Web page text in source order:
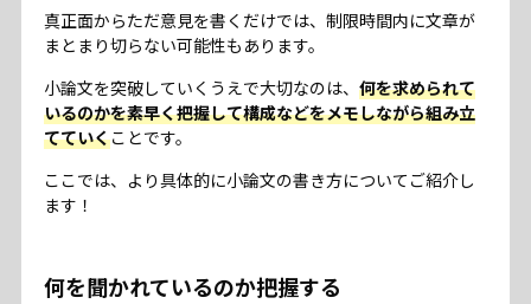
真正面からただ意見を書くだけでは、制限時間内に文章が
まとまり切らない可能性もあります。
小論文を突破していくうえで大切なのは、 何を求められて
いるのかを素早く把握して構成などをメモしながら組み立
てていくことです。
ここでは、より具体的に小論文の書き方についてご紹介し
ます！
何を聞かれているのか把握する